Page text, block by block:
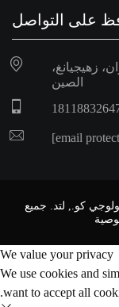
على التواصل
زهيجيانغ،
الصين
كو., لتد. جميع
We value your privacy
We use cookies and
want to accept all